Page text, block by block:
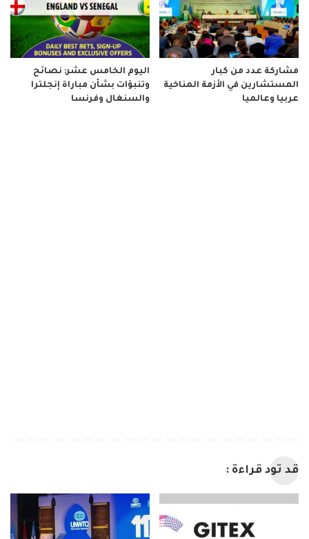
مشاركة عدد من كبار
المستشارين في الأزمة المناخية
عربيا وعالميا
اليوم الخامس عشر: نصائح
وتنبؤات بشأن مباراة إنجلترا
والسنغال وفرنسا
قد تود قراءة :